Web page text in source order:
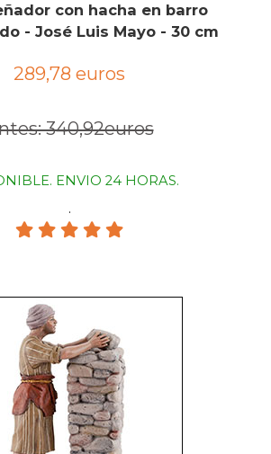
con hacha en barro
- José Luis Mayo - 30 cm
289,78 euros
340,92euros
ENVIO 24 HORAS.
.